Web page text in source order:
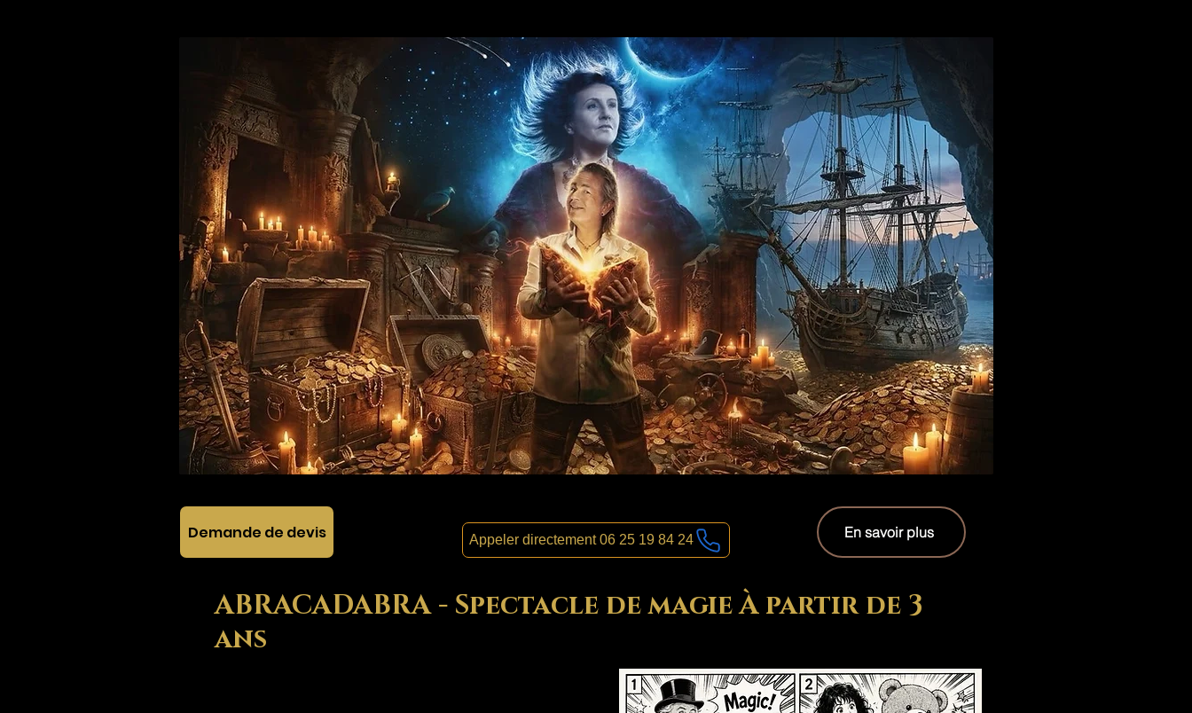
Demande de devis Appeler directement 06 25 19 84 24 En savoir plus
ABRACADABRA - Spectacle de magie À partir de 3
ans